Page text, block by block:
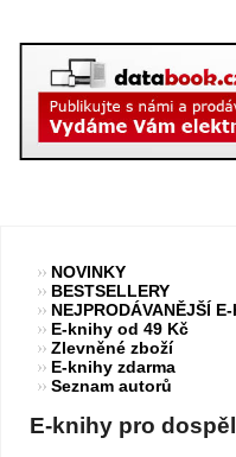
NOVINKY
BESTSELLERY
NEJPRODÁVANĚJŠÍ
E-knihy od 49 Kč
Zlevněné zboží
E-knihy zdarma
Seznam autorů
E-knihy pro